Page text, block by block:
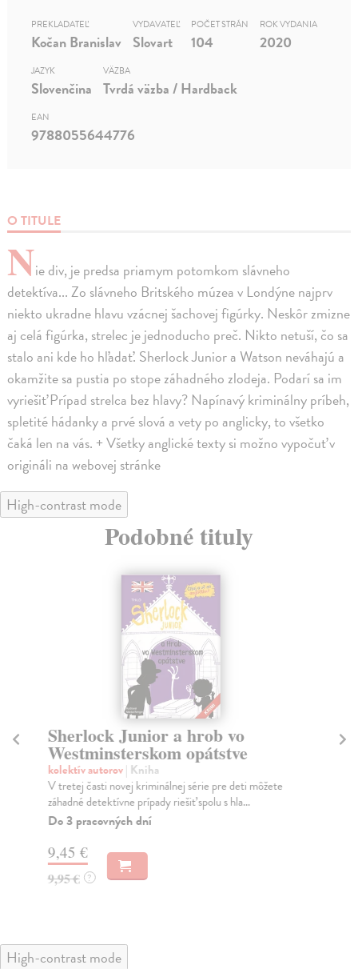
O TITULE
Nie div, je predsa priamym potomkom slávneho
detektíva... Zo slávneho Britského múzea v Londýne najprv
niekto ukradne hlavu vzácnej šachovej figúrky. Neskôr zmizne
aj celá figúrka, strelec je jednoducho preč. Nikto netuší, čo sa
stalo ani kde ho hľadať. Sherlock Junior a Watson neváhajú a
okamžite sa pustia po stope záhadného zlodeja. Podarí sa im
vyriešiť Prípad strelca bez hlavy? Napínavý kriminálny príbeh,
spletité hádanky a prvé slová a vety po anglicky, to všetko
čaká len na vás. + Všetky anglické texty si možno vypočuť v
origináli na webovej stránke
PREKLADATEĽ
Kočan Branislav
VYDAVATEĽ
Slovart
POČET STRÁN
104
ROK VYDANIA
2020
JAZYK
Slovenčina
VÄZBA
Tvrdá väzba / Hardback
EAN
9788055644776
High-contrast mode
Podobné tituly
Sherlock Junior a hrob vo
Westminsterskom opátstve
kolektív autorov| Kniha
V tretej časti novej kriminálnej série pre deti môžete
záhadné detektívne prípady riešiť spolu s hla...
Do 3 pracovných dní
9,45 €
9,95 € ?
High-contrast mode